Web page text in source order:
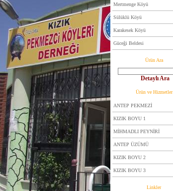
Mertmenge Köyü
Sülüklü Köyü
Karakesek Köyü
Güceği Beldesi
Ürün Ara
Detaylı Ara
Ürün ve Hizmetler
ANTEP PEKMEZİ
KIZIK BOYU 1
MİHMADLI PEYNİRİ
ANTEP ÜZÜMÜ
KIZIK BOYU 2
KIZIK BOYU 3
Linkler